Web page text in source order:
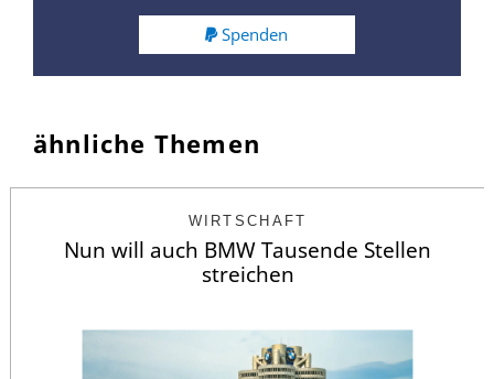
Spenden
ähnliche Themen
WIRTSCHAFT
Nun will auch BMW Tausende Stellen
streichen